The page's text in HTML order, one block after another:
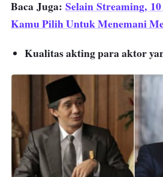
Baca Juga: Selain Streaming,
Kamu Pilih Untuk Menemani
Kualitas akting para aktor